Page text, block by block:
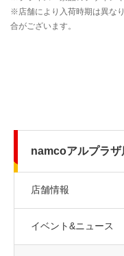
namcoアルプラザ
店舗情報
イベント&ニュース